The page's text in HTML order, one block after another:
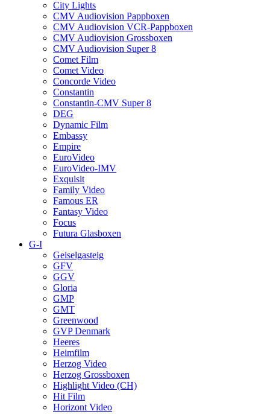
City Lights
CMV Audiovision Pappboxen
CMV Audiovision VCR-Pappboxen
CMV Audiovision Grossboxen
CMV Audiovision Super 8
Comet Film
Comet Video
Concorde Video
Constantin
Constantin-CMV Super 8
DEG
Dynamic Film
Embassy
Empire
EuroVideo
EuroVideo-IMV
Exquisit
Family Video
Famous ER
Fantasy Video
Focus
Futura Glasboxen
G-I
Geiselgasteig
GFV
GGV
Gloria
GMP
GMT
Greenwood
GVP Denmark
Heeres
Heimfilm
Herzog Video
Herzog Grossboxen
Highlight Video (CH)
Hit Film
Horizont Video